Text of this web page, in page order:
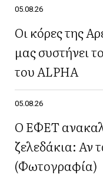
05.08.26
Οι κόρες της
μας συστήνει
του ALPHA
05.08.26
Ο ΕΦΕΤ
ζελεδάκια: Αν
(Φωτογραφία)